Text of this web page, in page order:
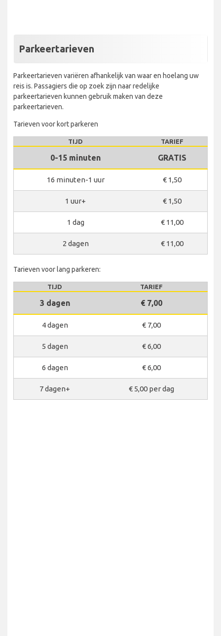
Parkeertarieven
Parkeertarieven variëren afhankelijk van waar en hoelang uw
reis is. Passagiers die op zoek zijn naar redelijke
parkeertarieven kunnen gebruik maken van deze
parkeertarieven.
Tarieven voor kort parkeren
TIJD TARIEF
0-15 minuten GRATIS
16 minuten-1 uur € 1,50
1 uur+ € 1,50
1 dag € 11,00
2 dagen € 11,00
Tarieven voor lang parkeren:
TIJD TARIEF
3 dagen € 7,00
4 dagen € 7,00
5 dagen € 6,00
6 dagen € 6,00
7 dagen+ € 5,00 per dag